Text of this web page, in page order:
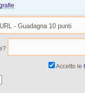
Accetto le